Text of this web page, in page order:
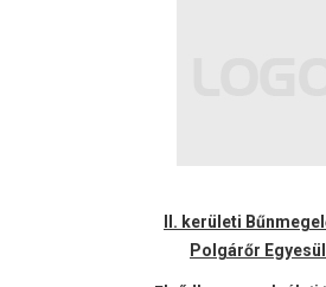
II. kerületi
Polgárőr